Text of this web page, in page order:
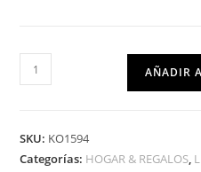
AÑADIR
SKU: KO1594
Categorías: HOGAR & REGALOS,